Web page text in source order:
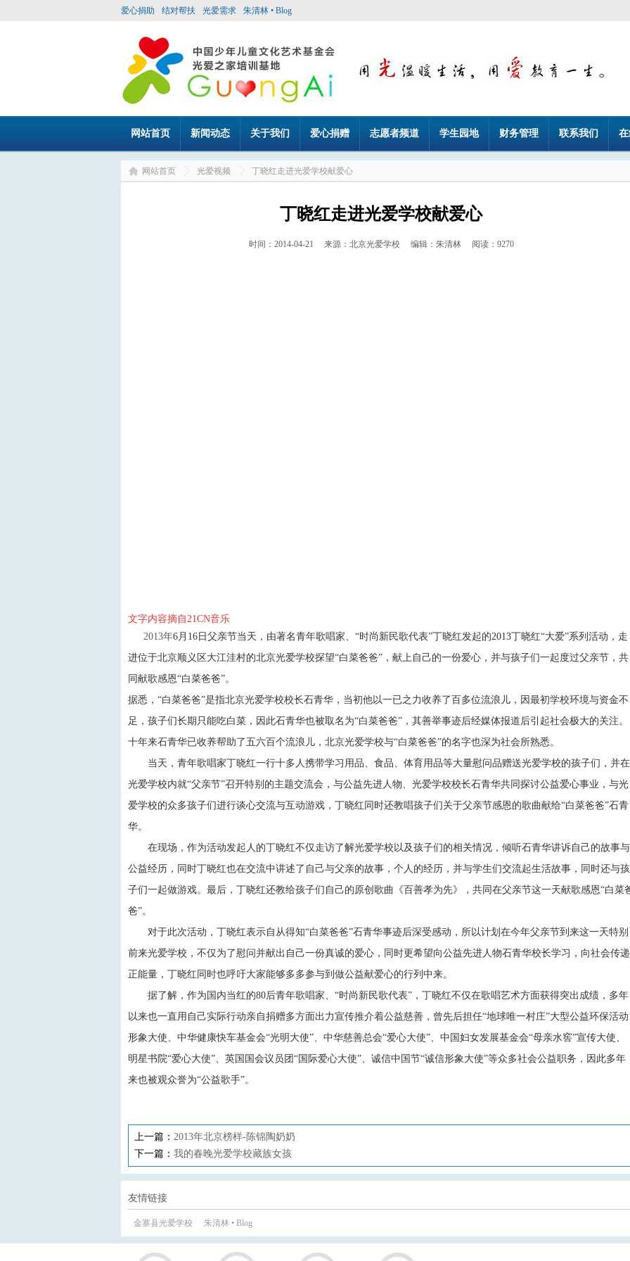
爱心捐助 结对帮扶 光爱需求 朱清林 • Blog
网站首页 新闻动态 关于我们 爱心捐赠 志愿者频道 学生园地 财务管理 联系我们
网站首页 光爱视频 丁晓红走进光爱学校献爱心
丁晓红走进光爱学校献爱心
时间：2014-04-21 来源：北京光爱学校 编辑：朱清林 阅读：9270
文字内容摘自21CN音乐
2013年6月16日父亲节当天，由著名青年歌唱家、“时尚新民歌代表”丁晓红发起的2013丁晓红“大爱”系列活动，走
进位于北京顺义区大江洼村的北京光爱学校探望“白菜爸爸”，献上自己的一份爱心，并与孩子们一起度过父亲节，共
同献歌感恩“白菜爸爸”。
据悉，“白菜爸爸”是指北京光爱学校校长石青华，当初他以一已之力收养了百多位流浪儿，因最初学校环境与资金不
足，孩子们长期只能吃白菜，因此石青华也被取名为“白菜爸爸”，其善举事迹后经媒体报道后引起社会极大的关注。
十年来石青华已收养帮助了五六百个流浪儿，北京光爱学校与“白菜爸爸”的名字也深为社会所熟悉。
当天，青年歌唱家丁晓红一行十多人携带学习用品、食品、体育用品等大量慰问品赠送光爱学校的孩子们，并在
光爱学校内就“父亲节”召开特别的主题交流会，与公益先进人物、光爱学校校长石青华共同探讨公益爱心事业，与光
爱学校的众多孩子们进行谈心交流与互动游戏，丁晓红同时还教唱孩子们关于父亲节感恩的歌曲献给“白菜爸爸”石青
华。
在现场，作为活动发起人的丁晓红不仅走访了解光爱学校以及孩子们的相关情况，倾听石青华讲诉自己的故事与
公益经历，同时丁晓红也在交流中讲述了自己与父亲的故事，个人的经历，并与学生们交流起生活故事，同时还与孩
子们一起做游戏。最后，丁晓红还教给孩子们自己的原创歌曲《百善孝为先》，共同在父亲节这一天献歌感恩“白菜
爸”。
对于此次活动，丁晓红表示自从得知“白菜爸爸”石青华事迹后深受感动，所以计划在今年父亲节到来这一天特别
前来光爱学校，不仅为了慰问并献出自己一份真诚的爱心，同时更希望向公益先进人物石青华校长学习，向社会传递
正能量，丁晓红同时也呼吁大家能够多多参与到做公益献爱心的行列中来。
据了解，作为国内当红的80后青年歌唱家、“时尚新民歌代表”，丁晓红不仅在歌唱艺术方面获得突出成绩，多年
以来也一直用自己实际行动亲自捐赠多方面出力宣传推介着公益慈善，曾先后担任“地球唯一村庄”大型公益环保活动
形象大使、中华健康快车基金会“光明大使”、中华慈善总会“爱心大使”、中国妇女发展基金会“母亲水窖”宣传大使、
明星书院“爱心大使”、英国国会议员团“国际爱心大使”、诚信中国节“诚信形象大使”等众多社会公益职务，因此多年
来也被观众誉为“公益歌手”。
上一篇： 2013年北京榜样-陈锦陶奶奶
下一篇： 我的春晚光爱学校藏族女孩
友情链接
金寨县光爱学校 朱清林 • Blog